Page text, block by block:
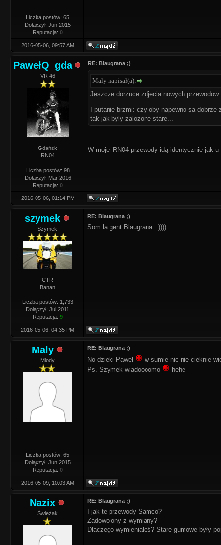
Liczba postów: 65
Dołączył: Jun 2015
Reputacja: 0
2016-05-06, 09:57 AM
PawełQ_gda
VR 46
Gdańsk
RN04
Liczba postów: 98
Dołączył: Mar 2016
Reputacja: 0
RE: Blaugrana ;)
Maly napisał(a):
Jeszcze dorzuce zdjecia nowych
I putanie brzmi: czy oby napewno sa
tak jak byly zalozone stare...
W mojej RN04 przewody idą identycznie jak
2016-05-06, 01:14 PM
szymek
Szymek
CTR
Banan
Liczba postów: 1,733
Dołączył: Jul 2011
Reputacja: 9
RE: Blaugrana ;)
Som la gent Blaugrana : ))))
2016-05-06, 04:35 PM
Maly
Młody
Liczba postów: 65
Dołączył: Jun 2015
Reputacja: 0
RE: Blaugrana ;)
No dzieki Pawel
w sumie nic nie cieknie
Ps. Szymek wiadoooomo
hehe
2016-05-09, 10:03 AM
Nazix
Świeżak
RE: Blaugrana ;)
I jak te przewody Samco?
Zadowolony z wymiany?
Dlaczego wymieniałeś? Stare gumowe były